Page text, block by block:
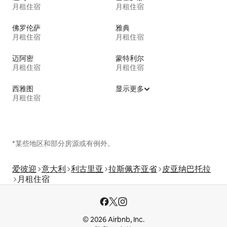
月租住宿
月租住宿
佛罗伦萨
月租住宿
雅典
月租住宿
迈阿密
月租住宿
蒙特利尔
月租住宿
西雅图
月租住宿
显示更多
*某些地区和部分房源或有例外。
爱彼迎 意大利 利古里亚 拉斯佩齐亚省 皮亚纳巴托拉
月租住宿
© 2026 Airbnb, Inc.